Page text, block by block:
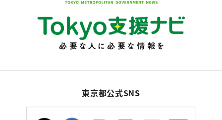
東京都公式SNS